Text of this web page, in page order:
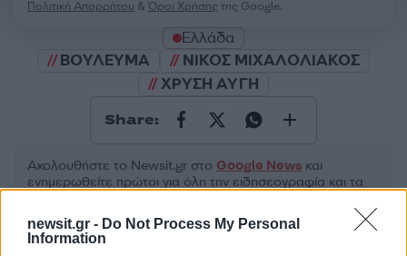
newsit.gr - Do Not Process My Personal
Information
Πολιτική Απορρήτου &Όροι Χρήσης της Google.
Ελλάδα
ΒΟΥΛΕΥΜΑ
ΝΙΚΟΣ ΜΙΧΑΛΟΛΙΑΚΟΣ
ΧΡΥΣΗ ΑΥΓΗ
Share:
Ακολουθήστε το Νewsit.gr στο Google News και
ενημερωθείτε πρώτοι για όλη την ειδησεογραφία και τα